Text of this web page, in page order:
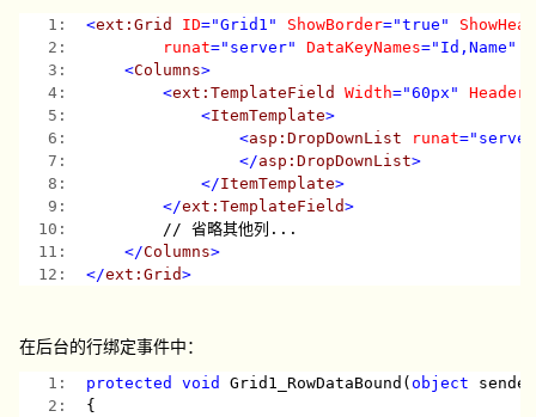
   1:
<ext:Grid ID="Grid1" ShowBorder="true"
   2:
runat="server" DataKeyNames="Id,Name"
   3:
<Columns>
   4:
<ext:TemplateField Width="60px"
   5:
<ItemTemplate>
   6:
<asp:DropDownList runat
   7:
</asp:DropDownList>
   8:
</ItemTemplate>
   9:
</ext:TemplateField>
  10:
        // 省略其他列...
  11:
</Columns>
  12:
</ext:Grid>
在后台的行绑定事件中：
   1:
protected void Grid1_RowDataBound(object
   2:
{